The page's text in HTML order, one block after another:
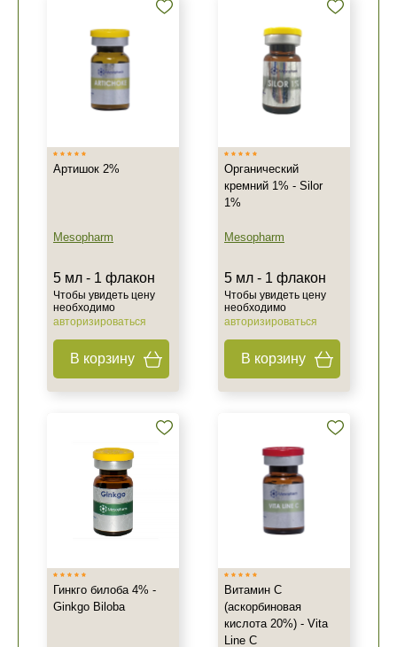
Артишок 2%
Mesopharm
5 мл - 1 флакон
Чтобы увидеть цену
необходимо
авторизироваться
В корзину
Органический
кремний 1% - Silor
1%
Mesopharm
5 мл - 1 флакон
Чтобы увидеть цену
необходимо
авторизироваться
В корзину
Гинкго билоба 4% -
Ginkgo Biloba
Витамин С
(аскорбиновая
кислота 20%) - Vita
Line C